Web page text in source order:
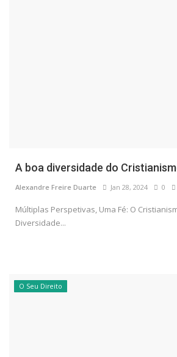
A boa diversidade do
Alexandre Freire Duarte Jan 28, 2024 0
Múltiplas Perspetivas, Uma Fé: O
Diversidade...
O Seu Direito